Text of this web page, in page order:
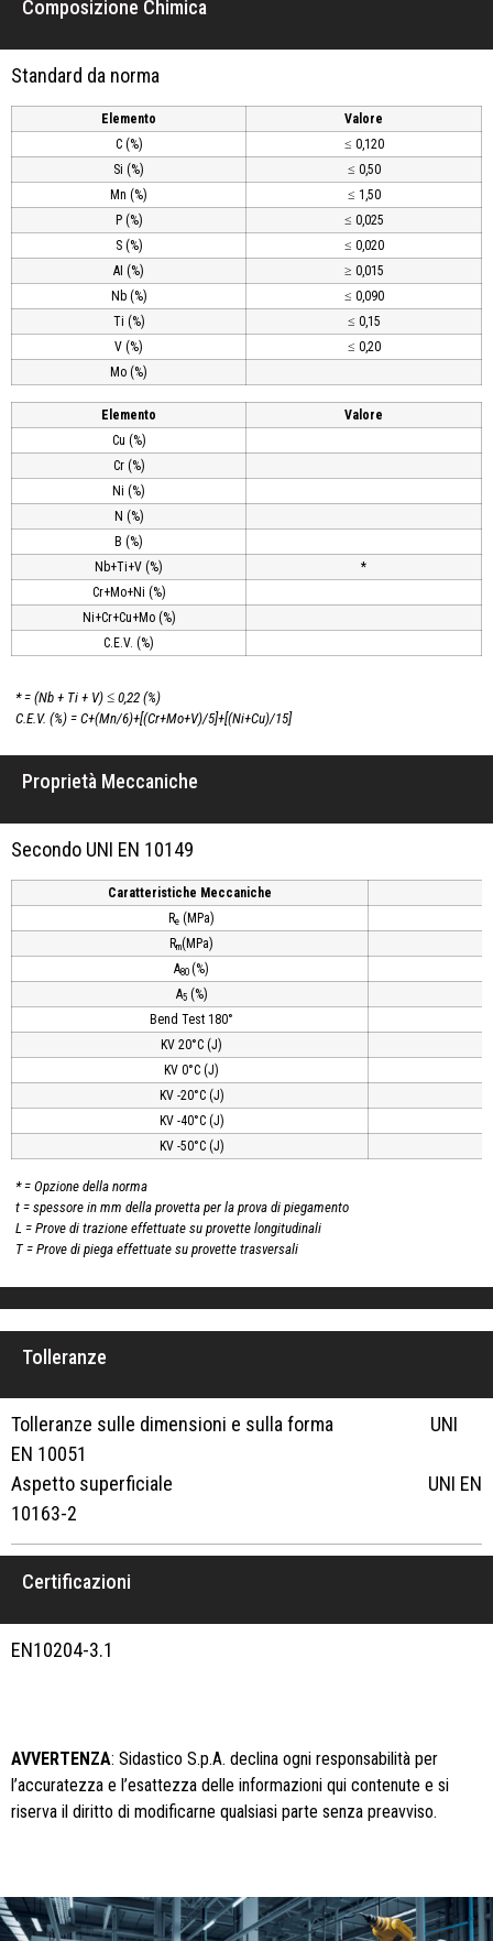
Composizione Chimica
Standard da norma
Elemento
Valore
C (%)
≤ 0,120
Si (%)
≤ 0,50
Mn (%)
≤ 1,50
P (%)
≤ 0,025
S (%)
≤ 0,020
AI (%)
≥ 0,015
Nb (%)
≤ 0,090
Ti (%)
≤ 0,15
V (%)
≤ 0,20
Mo (%)
Elemento
Valore
Cu (%)
Cr (%)
Ni (%)
N (%)
B (%)
Nb+Ti+V (%)
*
Cr+Mo+Ni (%)
Ni+Cr+Cu+Mo (%)
C.E.V. (%)
* = (Nb + Ti + V) ≤ 0,22 (%)
C.E.V. (%) = C+(Mn/6)+[(Cr+Mo+V)/5]+[(Ni+Cu)/15]
Proprietà Meccaniche
Secondo UNI EN 10149
Caratteristiche Meccaniche
Re (MPa)
Rm(MPa)
A80 (%)
A5(%)
Bend Test 180°
KV 20°C (J)
KV 0°C (J)
KV -20°C (J)
KV -40°C (J)
KV -50°C (J)
* = Opzione della norma
t = spessore in mm della provetta per la prova di piegamento
L = Prove di trazione effettuate su provette longitudinali
T = Prove di piega effettuate su provette trasversali
Tolleranze
Tolleranze sulle dimensioni e sulla forma UNI
EN 10051
Aspetto superficiale UNI EN
10163-2
Certificazioni
EN10204-3.1
AVVERTENZA: Sidastico S.p.A. declina ogni responsabilità per
l’accuratezza e l’esattezza delle informazioni qui contenute e si
riserva il diritto di modificarne qualsiasi parte senza preavviso.